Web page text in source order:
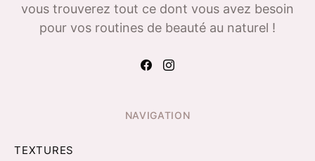
vous trouverez tout ce dont vous avez besoin
pour vos routines de beauté au naturel !
NAVIGATION
TEXTURES